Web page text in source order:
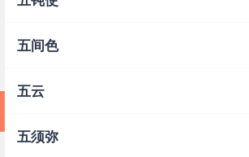
五间色
五云
五须弥